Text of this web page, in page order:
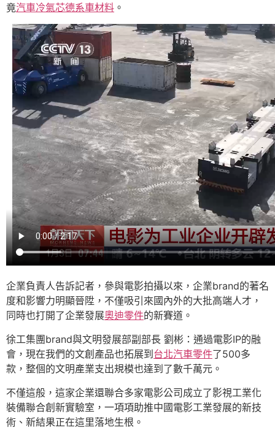
竟汽車冷氣芯德系車材料 。
企業負責人告訴記者，參與電影拍攝以來，企業brand的著名
度和影響力明顯晉陞，不僅吸引來國內外的大批高端人才，
同時也打開了企業發展奧迪零件的新賽道。
徐工集團brand與文明發展部副部長 劉彬：通過電影IP的融
會，現在我們的文創產品也拓展到 台北汽車零件了500多
款，整個的文明產業支出規模也達到了數千萬元。
不僅這般，這家企業還聯合多家電影公司成立了影視工業化
裝備聯合創新實驗室，一項項助推中國電影工業發展的新技
術、新結果正在這里落地生根。